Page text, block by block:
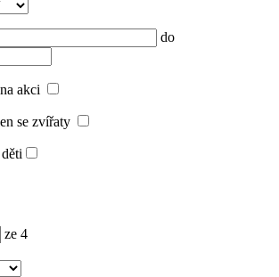
do
akci
se zvířaty
ze 4